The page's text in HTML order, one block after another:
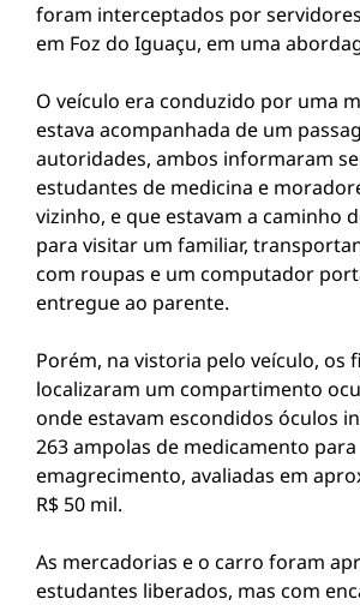
foram interceptados por
em Foz do Iguaçu, em uma
O veículo era conduzido por uma
estava acompanhada de um
autoridades, ambos informaram
estudantes de medicina e
vizinho, e que estavam a caminho
para visitar um familiar,
com roupas e um computador
entregue ao parente.
Porém, na vistoria pelo veículo, os
localizaram um compartimento
onde estavam escondidos óculos
263 ampolas de medicamento para
emagrecimento, avaliadas em
R$ 50 mil.
As mercadorias e o carro foram
estudantes liberados, mas com